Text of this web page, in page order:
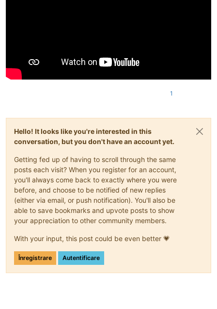
1
Hello! It looks like you're interested in this
conversation, but you don't have an account yet.
Getting fed up of having to scroll through the same
posts each visit? When you register for an account,
you'll always come back to exactly where you were
before, and choose to be notified of new replies
(either via email, or push notification). You'll also be
able to save bookmarks and upvote posts to show
your appreciation to other community members.
With your input, this post could be even better 💗
Înregistrare Autentificare